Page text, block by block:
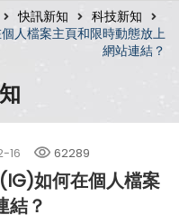
快訊新知
科技新知
人檔案主頁和限時動態放上
網站連結？
16 62289
如何在個人檔案
結？